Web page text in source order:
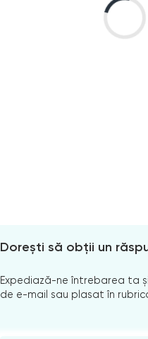
Dorești să obții un
Expediază-ne întrebarea ta
de e-mail sau plasat în